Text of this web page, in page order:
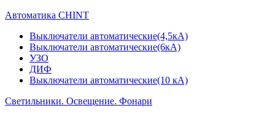
Автоматика CHINT
Выключатели автоматические(4,5кА)
Выключатели автоматические(6кА)
УЗО
ДИФ
Выключатели автоматические(10 кА)
Светильники. Освещение. Фонари